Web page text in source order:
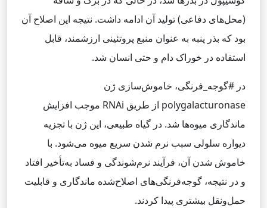
(محل‌های دفاعی) تولید آن ادامه داشت. نتیجه این اصلاح آن
بود که بذر پنبه به عنوان منبع پروتئینی ارزشمند، قابل
استفاده در خوراک دام و حتی انسان شد.
در #گوجه‌_فرنگی، خاموش‌سازی ژن
polygalacturonase از طریق RNAi موجب افزایش
ماندگاری میوه‌ها شد. در گیاه طبیعی، این ژن با تجزیه
دیواره سلولی سبب نرم شدن سریع میوه می‌شود. با
خاموش شدن آن، فرآیند نرم‌شوندگی و فساد به‌تأخیر افتاد
و در نتیجه، گوجه‌فرنگی‌های اصلاح‌شده ماندگاری و قابلیت
حمل‌ونقل بیشتری پیدا کردند.